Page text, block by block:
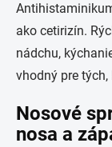
ako cetirizín.
nádchu,
vhodný pre
Nosové
nosa a